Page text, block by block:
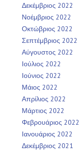
Δεκέμβριος 2022
Νοέμβριος 2022
Οκτώβριος 2022
Σεπτέμβριος 2022
Αύγουστος 2022
Ιούλιος 2022
Ιούνιος 2022
Μάιος 2022
Απρίλιος 2022
Μάρτιος 2022
Φεβρουάριος 2022
Ιανουάριος 2022
Δεκέμβριος 2021